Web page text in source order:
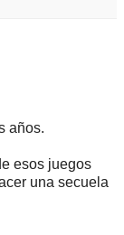
años.
esos juegos
una secuela